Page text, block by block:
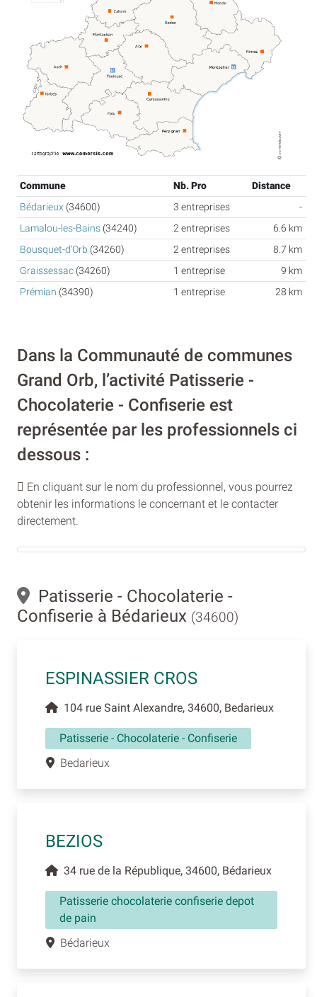
Commune Nb. Pro
Distance
Bédarieux (34600) 3 entreprises
-
Lamalou-les-Bains (34240) 2 entreprises
6.6 km
Bousquet-d'Orb (34260) 2 entreprises
8.7 km
Graissessac (34260) 1 entreprise
9 km
Prémian (34390) 1 entreprise 28 km
Dans la Communauté de communes
Grand Orb, l’activité Patisserie -
Chocolaterie - Confiserie est
représentée par les professionnels ci
dessous :
En cliquant sur le nom du professionnel, vous pourrez
obtenir les informations le concernant et le contacter
directement.
Patisserie - Chocolaterie -
Confiserie à Bédarieux (34600)
ESPINASSIER CROS
104 rue Saint Alexandre, 34600, Bedarieux
Patisserie - Chocolaterie - Confiserie
Bedarieux
BEZIOS
34 rue de la République, 34600, Bédarieux
Patisserie chocolaterie confiserie depot
de pain
Bédarieux